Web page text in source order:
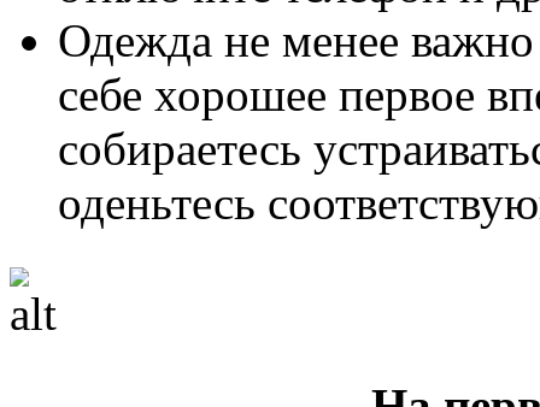
Одежда не менее важно
себе хорошее первое
собираетесь
оденьтесь